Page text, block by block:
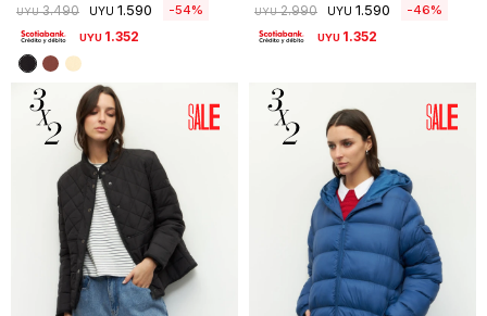
UYU 3.490 UYU 1.590 54
UYU 1.352
UYU 2.990 UYU 1.590 46
UYU 1.352